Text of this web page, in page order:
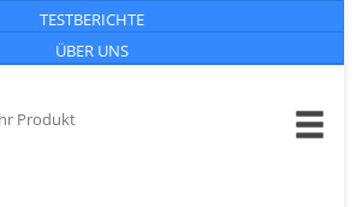
TESTBERICHTE
ÜBER UNS